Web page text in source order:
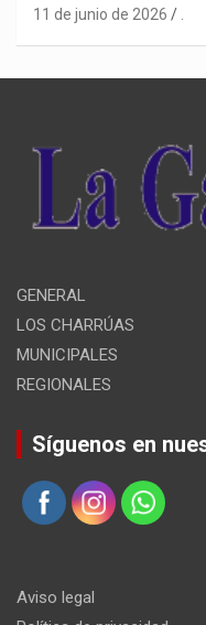
11 de junio de 2026
GENERAL
LOS CHARRÚAS
MUNICIPALES
REGIONALES
Síguenos en
Aviso legal